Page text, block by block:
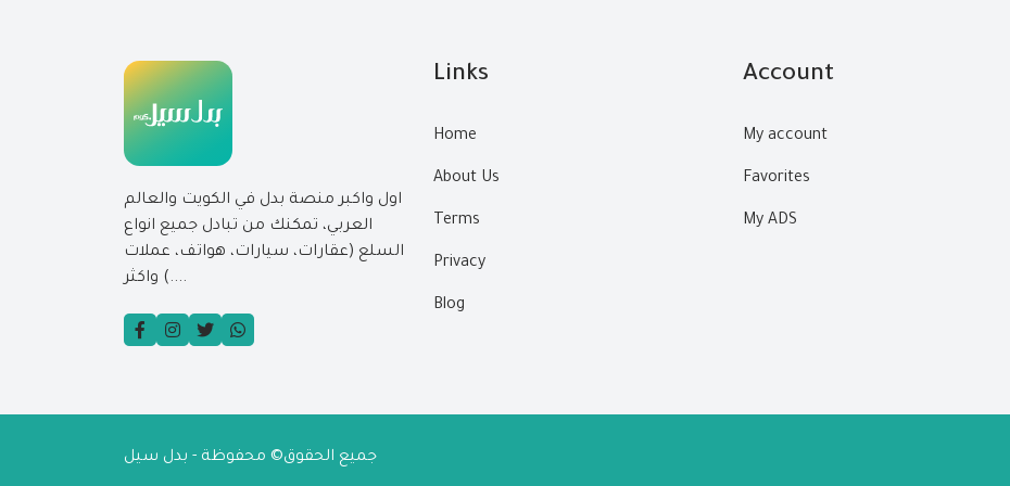
اول واكبر منصة بدل في الكويت والعالم
العربي، تمكنك من تبادل جميع انواع
السلع (عقارات، سيارات، هواتف، عملات
....) واكثر
Links
Home
About Us
Terms
Privacy
Blog
Account
My account
Favorites
My ADS
جميع الحقوق© محفوظة - بدل سيل